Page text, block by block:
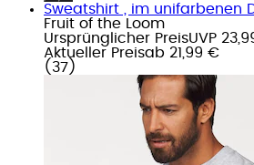
Sweatshirt , im unifarbenen
Fruit of the Loom
Ursprünglicher PreisUVP
Aktueller Preisab 21,99 €
( 37 )